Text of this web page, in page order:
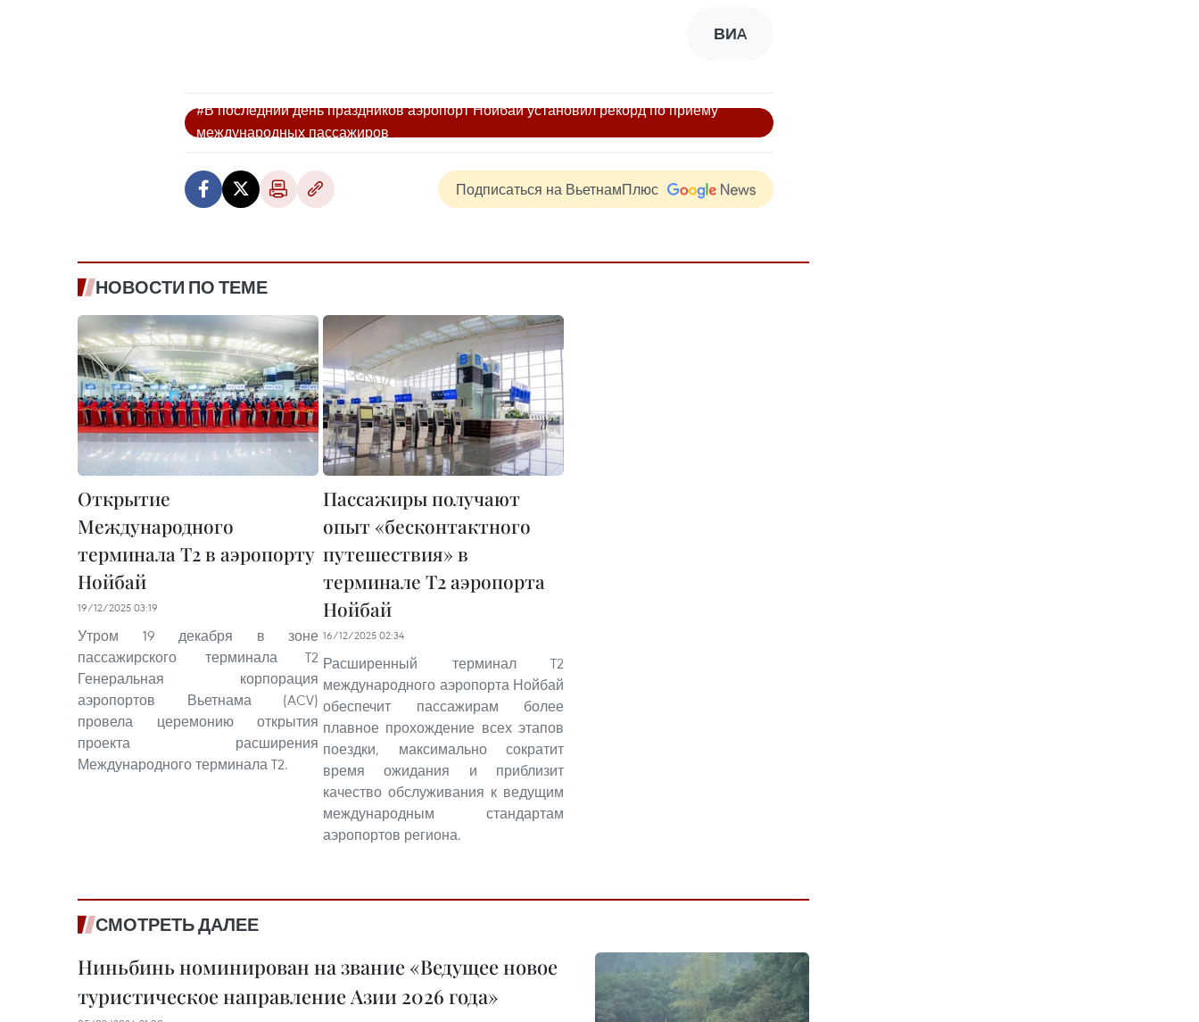
ВИA
#В последний день праздников аэропорт Нойбай установил рекорд по приёму
международных пассажиров
Подписаться на ВьетнамПлюс
НОВОСТИ ПО ТЕМЕ
Открытие
Международного
терминала T2 в аэропорту
Нойбай
19/12/2025 03:19
Утром 19 декабря в зоне
пассажирского терминала T2
Генеральная корпорация
аэропортов Вьетнама (ACV)
провела церемонию открытия
проекта расширения
Международного терминала T2.
Пассажиры получают
опыт «бесконтактного
путешествия» в
терминале T2 аэропорта
Нойбай
16/12/2025 02:34
Расширенный терминал T2
международного аэропорта Нойбай
обеспечит пассажирам более
плавное прохождение всех этапов
поездки, максимально сократит
время ожидания и приблизит
качество обслуживания к ведущим
международным стандартам
аэропортов региона.
СМОТРЕТЬ ДАЛЕЕ
Ниньбинь номинирован на звание «Ведущее новое
туристическое направление Азии 2026 года»